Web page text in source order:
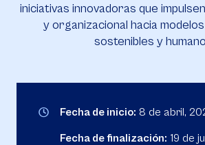
iniciativas innovadoras que
y organizacional hacia
sostenibles y
Fecha de inicio: 8 de abril,
Fecha de finalización: 19 de